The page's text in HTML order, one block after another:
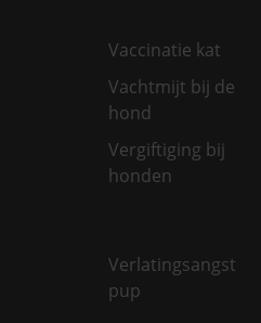
Vaccinatie kat
Vachtmijt bij de
hond
Vergiftiging bij
honden
Verlatingsangst
pup